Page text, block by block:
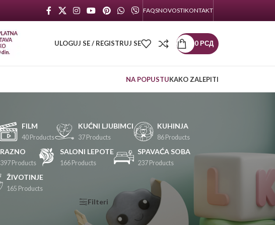
FAQSNOVOSTIKONTAKT
ULOGUJ SE / REGISTRUJ SE 0РСД
NA POPUSTUKAKO ZALEPITI
FILM
40 Products
KUĆNI LJUBIMCI
37 Products
KUHINJA
86 Products
RAZNO
397 Products
SALONI LEPOTE
166 Products
SPAVAĆA SOBA
237 Products
ŽIVOTINJE
165 Products
Filteri
KATEGORIJE
PROIZVODA